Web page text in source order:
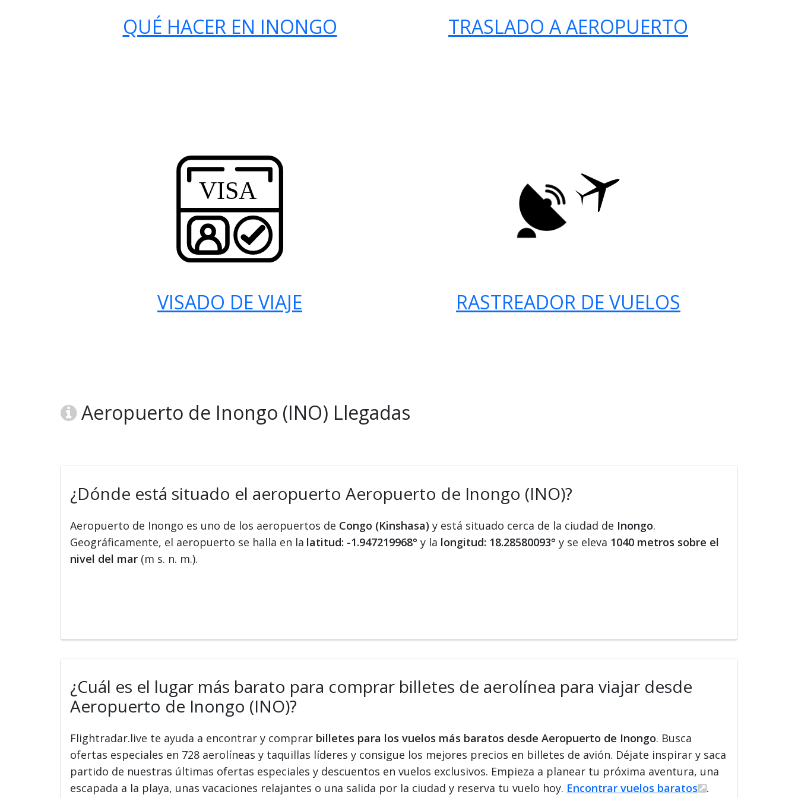
QUÉ HACER EN INONGO TRASLADO A AEROPUERTO
VISADO DE VIAJE RASTREADOR DE VUELOS
Aeropuerto de Inongo (INO) Llegadas
¿Dónde está situado el aeropuerto Aeropuerto de Inongo (INO)?
Aeropuerto de Inongo es uno de los aeropuertos de Congo (Kinshasa) y está situado cerca de la ciudad de Inongo.
Geográficamente, el aeropuerto se halla en la latitud: -1.947219968° y la longitud: 18.28580093° y se eleva 1040 metros sobre el
nivel del mar (m s. n. m.).
¿Cuál es el lugar más barato para comprar billetes de aerolínea para viajar desde
Aeropuerto de Inongo (INO)?
Flightradar.live te ayuda a encontrar y comprar billetes para los vuelos más baratos desde Aeropuerto de Inongo. Busca
ofertas especiales en 728 aerolíneas y taquillas líderes y consigue los mejores precios en billetes de avión. Déjate inspirar y saca
partido de nuestras últimas ofertas especiales y descuentos en vuelos exclusivos. Empieza a planear tu próxima aventura, una
escapada a la playa, unas vacaciones relajantes o una salida por la ciudad y reserva tu vuelo hoy. Encontrar vuelos baratos .